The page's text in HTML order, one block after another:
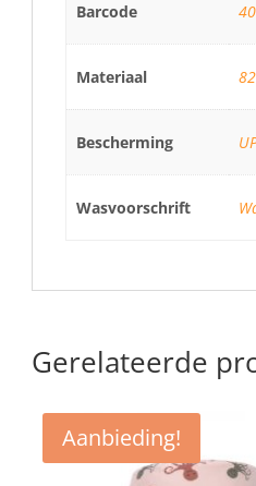
Barcode
Materiaal
Bescherming
Wasvoorschrift
Gerelateerde
Aanbieding!